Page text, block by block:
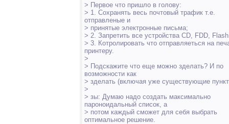
> Первое что пришло в голову:
> 1. Сохранять весь почтовый трафик т.е.
отправленые и
> принятые электронные письма;
> 2. Запретить все устройства CD, FDD,
> 3. Котролировать что отправляеться на
принтеру.
>
> Подскажите что еще можно зделать? И по
возможности как
> зделать (включая уже существующие
>
> зы: Думаю надо создать максимально
пароноидальный список, а
> потом каждый сможет для себя выбрать
оптимальное решение.